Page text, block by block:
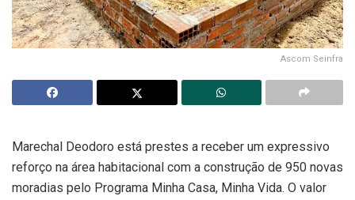
Ascom Seinfra
Marechal Deodoro está prestes a receber um expressivo
reforço na área habitacional com a construção de 950 novas
moradias pelo Programa Minha Casa, Minha Vida. O valor